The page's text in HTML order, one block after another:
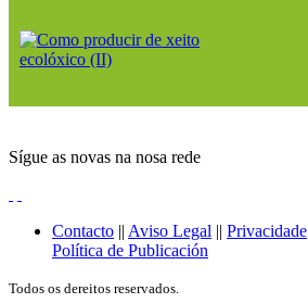
Sígue as novas na nosa rede
Contacto || Aviso Legal || Privacidade
Política de Publicación
Todos os dereitos reservados.